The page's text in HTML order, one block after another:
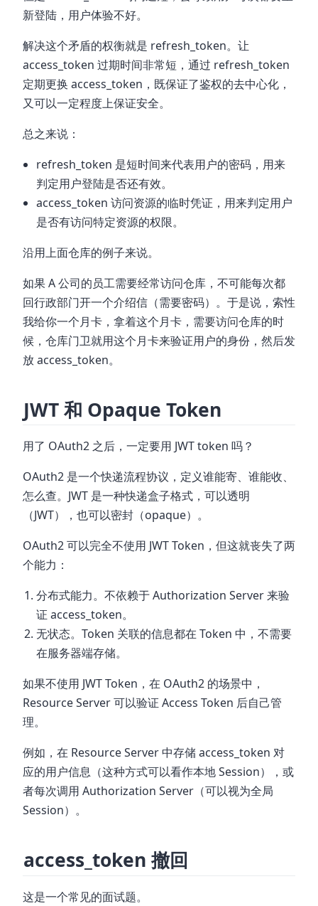
新登陆，用户体验不好。
解决这个矛盾的权衡就是 refresh_token。让
access_token 过期时间非常短，通过 refresh_token
定期更换 access_token，既保证了鉴权的去中心化，
又可以一定程度上保证安全。
总之来说：
refresh_token 是短时间来代表用户的密码，用来
判定用户登陆是否还有效。
access_token 访问资源的临时凭证，用来判定用户
是否有访问特定资源的权限。
沿用上面仓库的例子来说。
如果 A 公司的员工需要经常访问仓库，不可能每次都
回行政部门开一个介绍信（需要密码）。于是说，索性
我给你一个月卡，拿着这个月卡，需要访问仓库的时
候，仓库门卫就用这个月卡来验证用户的身份，然后发
放 access_token。
JWT 和 Opaque Token
用了 OAuth2 之后，一定要用 JWT token 吗？
OAuth2 是一个快递流程协议，定义谁能寄、谁能收、
怎么查。JWT 是一种快递盒子格式，可以透明
（JWT），也可以密封（opaque）。
OAuth2 可以完全不使用 JWT Token，但这就丧失了两
个能力：
分布式能力。不依赖于 Authorization Server 来验
证 access_token。
无状态。Token 关联的信息都在 Token 中，不需要
在服务器端存储。
如果不使用 JWT Token，在 OAuth2 的场景中，
Resource Server 可以验证 Access Token 后自己管
理。
例如，在 Resource Server 中存储 access_token 对
应的用户信息（这种方式可以看作本地 Session），或
者每次调用 Authorization Server（可以视为全局
Session）。
access_token 撤回
这是一个常见的面试题。